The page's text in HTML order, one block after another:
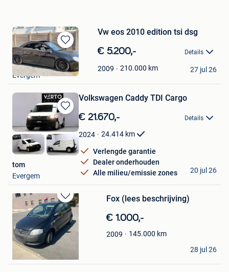
Bewaren
in
Mijn
Favorieten
Vw eos 2010 edition tsi dsg
€ 5.200,- Details
2009 210.000 km
clint
Evergem
27 jul 26
Bewaren
in
Mijn
Favorieten
Volkswagen Caddy TDI Cargo
€ 21.670,- Details
2024 24.414 km
Verlengde garantie
Dealer onderhouden
Alle milieu/emissie zones
tom
Evergem
20 jul 26
Bewaren
in
Mijn
Favorieten
Fox (lees beschrijving)
€ 1.000,-
2009 145.000 km
WILLEM
Evergem
28 jul 26